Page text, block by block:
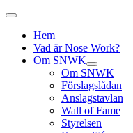
Hem
Vad är Nose Work?
Om SNWK
Om SNWK
Förslagslådan
Anslagstavlan
Wall of Fame
Styrelsen